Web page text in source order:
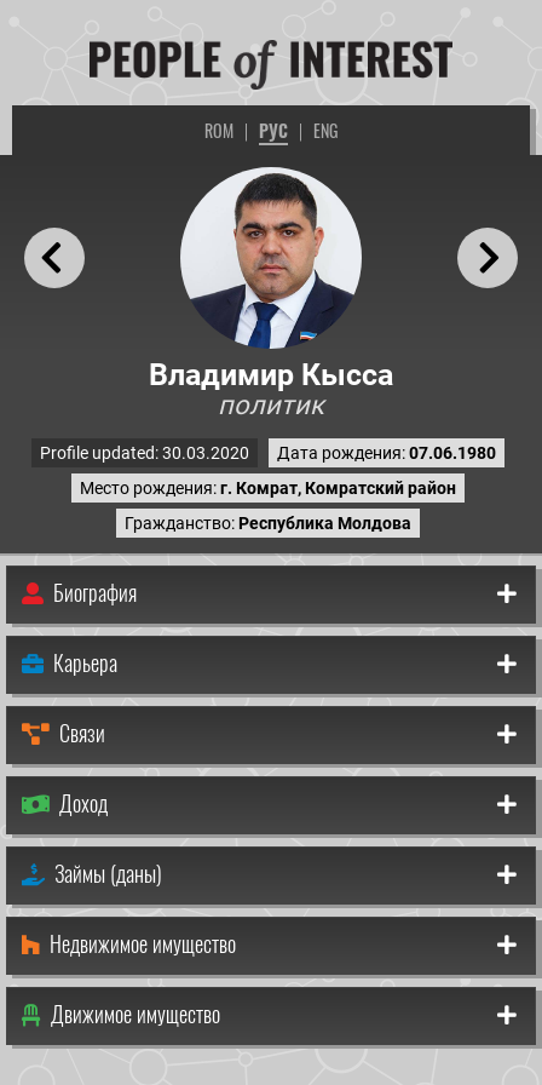
ROM | РУС | ENG
Владимир Кысса
политик
Profile updated: 30.03.2020 Дата рождения:07.06.1980
Место рождения:г. Комрат, Комратский район
Гражданство:Республика Молдова
Биография
Карьера
Связи
Доход
Займы (даны)
Недвижимое имущество
Движимое имущество